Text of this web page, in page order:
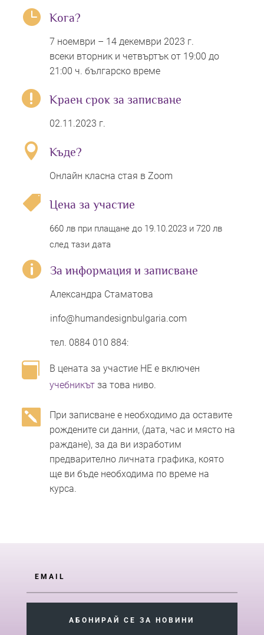
 Кога?
7 ноември – 14 декември 2023 г.
всеки вторник и четвъртък от 19:00 до
21:00 ч. българско време
 Краен срок за записване
02.11.2023 г.
 Къде?
Онлайн класна стая в Zoom
 Цена за участие
660 лв при плащане до 19.10.2023 и 720 лв
след тази дата
 За информация и записване
Александра Стаматова
info@humandesignbulgaria.com
тел. 0884 010 884:

В цената за участие НЕ е включен
учебникът за това ниво.

При записване е необходимо да оставите
рождените си данни, (дата, час и място на
раждане), за да ви изработим
предварително личната графика, която
ще ви бъде необходима по време на
курса.
АБОНИРАЙ СЕ ЗА НОВИНИ